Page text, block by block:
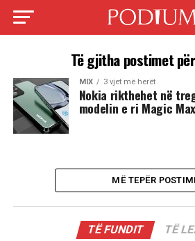
Të gjitha postimet
MIX 3 vjet më herët
Nokia rikthehet në
modelin e ri Magic Max
MË TEPËR
TË FUNDIT TË